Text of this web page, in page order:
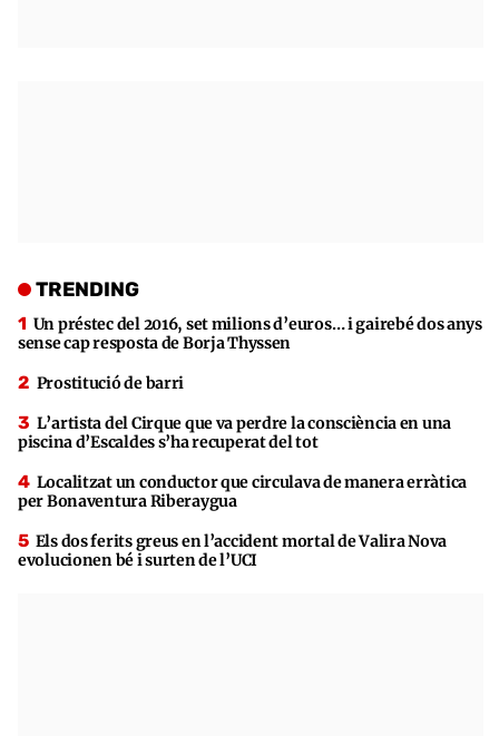
TRENDING
Un préstec del 2016, set milions d’euros… i gairebé dos anys
sense cap resposta de Borja Thyssen
Prostitució de barri
L’artista del Cirque que va perdre la consciència en una
piscina d’Escaldes s’ha recuperat del tot
Localitzat un conductor que circulava de manera erràtica
per Bonaventura Riberaygua
Els dos ferits greus en l’accident mortal de Valira Nova
evolucionen bé i surten de l’UCI